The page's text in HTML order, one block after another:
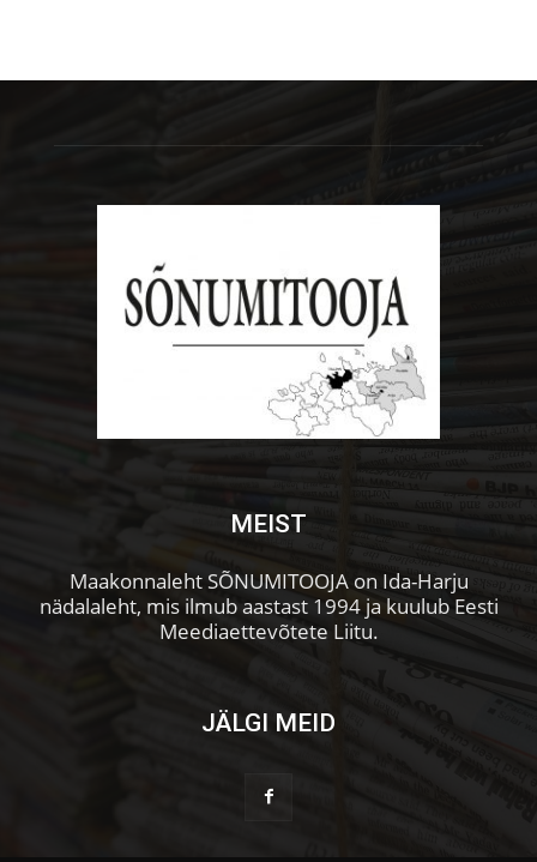
MEIST
Maakonnaleht SÕNUMITOOJA on Ida-Harju
nädalaleht, mis ilmub aastast 1994 ja kuulub Eesti
Meediaettevõtete Liitu.
JÄLGI MEID